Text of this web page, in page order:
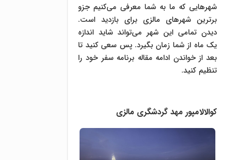
شهرهایی که ما به شما معرفی می‌کنیم جزو
برترین شهرهای مالزی برای بازدید است.
دیدن تمامی این شهر می‌تواند شاید اندازه
یک ماه از شما زمان بگیرد. پس سعی کنید تا
بعد از خواندن ادامه مقاله برنامه سفر خود را
تنظیم کنید.
کوالالامپور مهد گردشگری مالزی